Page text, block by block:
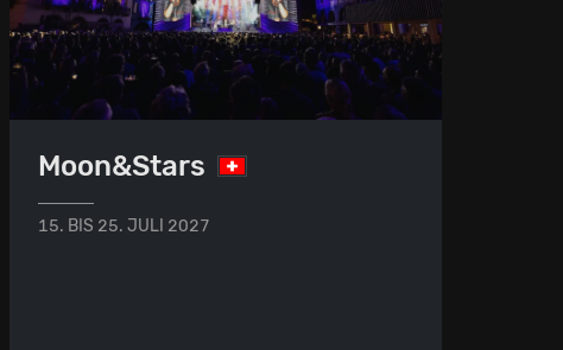
Moon&Stars
15. BIS 25. JULI 2027